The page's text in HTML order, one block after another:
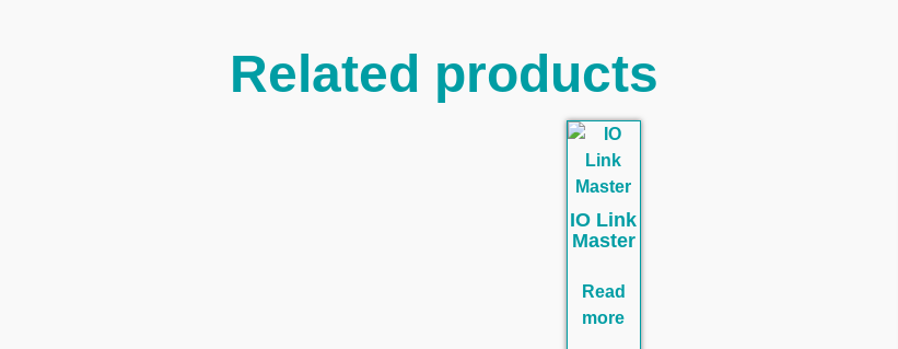
Related products
IO Link
Master
Read
more